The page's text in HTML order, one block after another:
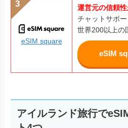
eSIM square
運営元の信頼
チャットサポ
世界200以上の
eSIM
アイルランド旅行で